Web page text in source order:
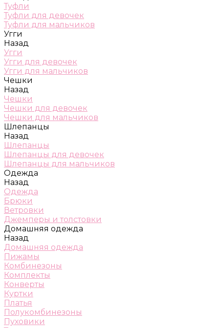
Туфли
Туфли для девочек
Туфли для мальчиков
Угги
Назад
Угги
Угги для девочек
Угги для мальчиков
Чешки
Назад
Чешки
Чешки для девочек
Чешки для мальчиков
Шлепанцы
Назад
Шлепанцы
Шлепанцы для девочек
Шлепанцы для мальчиков
Одежда
Назад
Одежда
Брюки
Ветровки
Джемперы и толстовки
Домашняя одежда
Назад
Домашняя одежда
Пижамы
Комбинезоны
Комплекты
Конверты
Куртки
Платья
Полукомбинезоны
Пуховики